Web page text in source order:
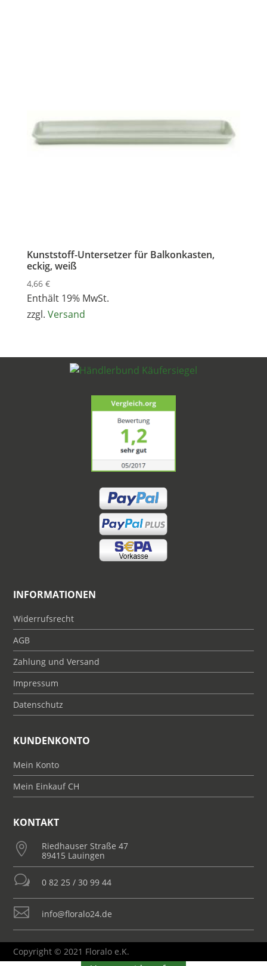
Kunststoff-Untersetzer für Balkonkasten,
eckig, weiß
4,66 €
Enthält 19% MwSt.
zzgl. Versand
INFORMATIONEN
Widerrufsrecht
AGB
Zahlung und Versand
Impressum
Datenschutz
KUNDENKONTO
Mein Konto
Mein Einkauf CH
KONTAKT

Riedhauser Straße 47
89415 Lauingen
w 0 82 25 / 30 99 44
 info@floralo24.de
Copyright © 2021 Floralo e.K.